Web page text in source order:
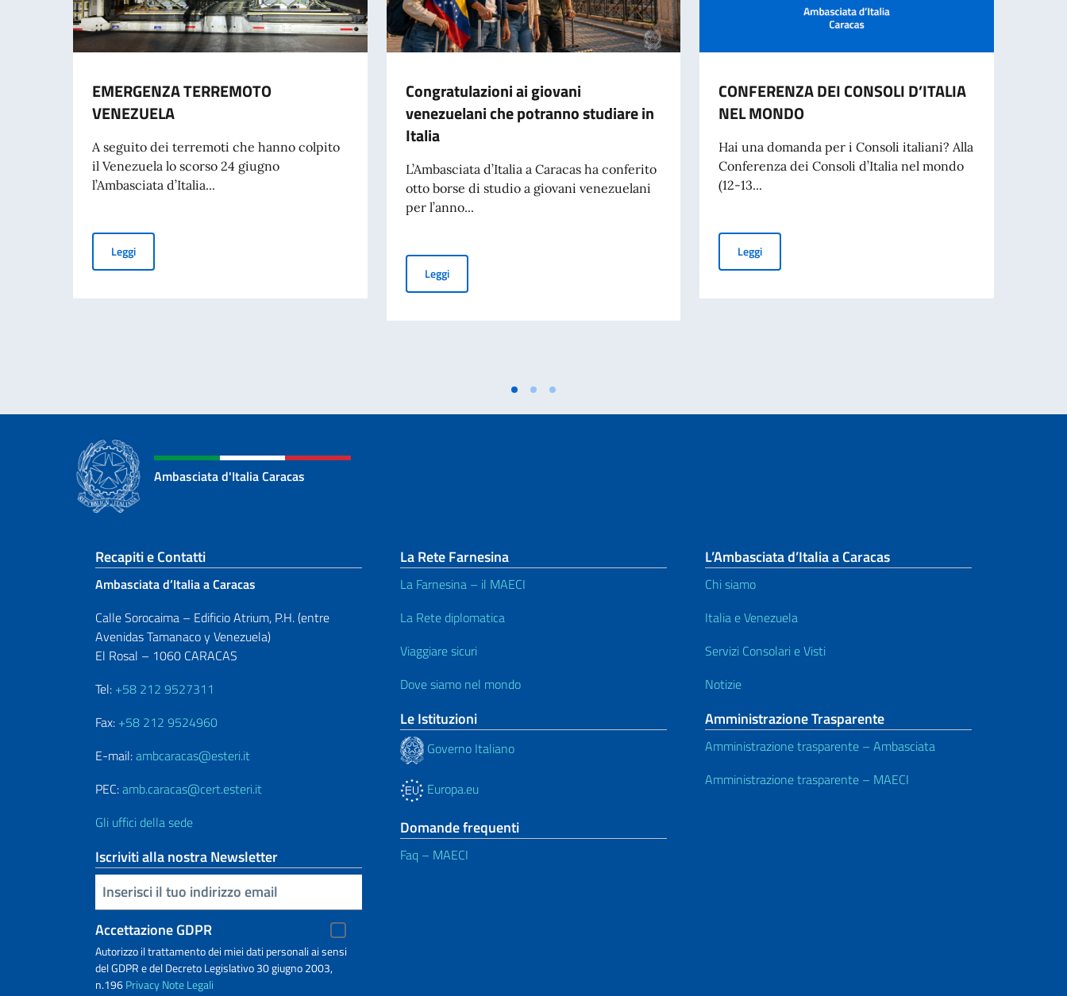
EMERGENZA TERREMOTO
VENEZUELA
A seguito dei terremoti che hanno colpito
il Venezuela lo scorso 24 giugno
l’Ambasciata d’Italia...
LeggiEMERGENZA TERREMOTO VENEZUELA
Congratulazioni ai giovani
venezuelani che potranno studiare in
Italia
L’Ambasciata d’Italia a Caracas ha conferito
otto borse di studio a giovani venezuelani
per l’anno...
LeggiCongratulazioni ai giovani venezuelani che potranno studiare in Italia
CONFERENZA DEI CONSOLI D’ITALIA
NEL MONDO
Hai una domanda per i Consoli italiani? Alla
Conferenza dei Consoli d’Italia nel mondo
(12-13...
LeggiCONFERENZA DEI CONSOLI D’ITALIA NEL MONDO
Ambasciata d'Italia Caracas
Sezione footer
Recapiti e Contatti
Ambasciata d’Italia a Caracas
Calle Sorocaima – Edificio Atrium, P.H. (entre
Avenidas Tamanaco y Venezuela)
El Rosal – 1060 CARACAS
Tel: +58 212 9527311
Fax: +58 212 9524960
E-mail:ambcaracas@esteri.it
PEC:amb.caracas@cert.esteri.it
Gli uffici della sede
Iscriviti alla nostra Newsletter
Inserisci la tua email
Accettazione GDPR
Autorizzo il trattamento dei miei dati personali ai sensi
del GDPR e del Decreto Legislativo 30 giugno 2003,
n.196PrivacyNote Legali
La Rete Farnesina
La Farnesina – il MAECI
La Rete diplomatica
Viaggiare sicuri
Dove siamo nel mondo
Le Istituzioni
Governo Italiano
Europa.eu
Domande frequenti
Faq – MAECI
L’Ambasciata d’Italia a Caracas
Chi siamo
Italia e Venezuela
Servizi Consolari e Visti
Notizie
Amministrazione Trasparente
Amministrazione trasparente – Ambasciata
Amministrazione trasparente – MAECI